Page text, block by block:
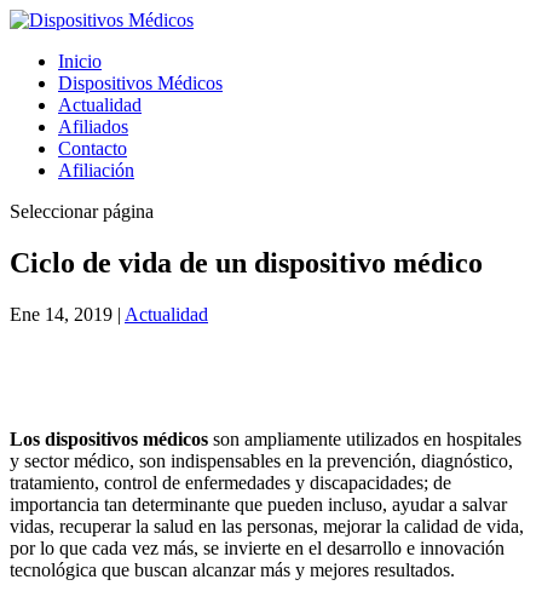
Inicio
Dispositivos Médicos
Actualidad
Afiliados
Contacto
Afiliación
Seleccionar página
Ciclo de vida de un dispositivo médico
Ene 14, 2019 | Actualidad
Los dispositivos médicos son ampliamente utilizados en hospitales
y sector médico, son indispensables en la prevención, diagnóstico,
tratamiento, control de enfermedades y discapacidades; de
importancia tan determinante que pueden incluso, ayudar a salvar
vidas, recuperar la salud en las personas, mejorar la calidad de vida,
por lo que cada vez más, se invierte en el desarrollo e innovación
tecnológica que buscan alcanzar más y mejores resultados.